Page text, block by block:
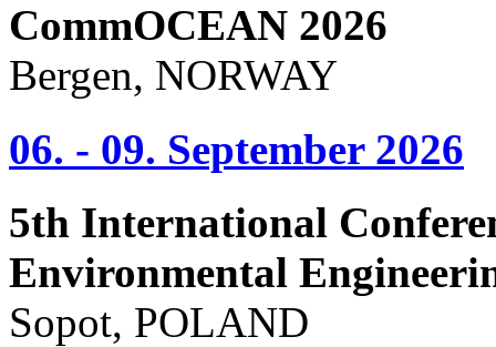
CommOCEAN 2026
Bergen, NORWAY
06. - 09. September 2026
5th International
Environmental
Sopot, POLAND